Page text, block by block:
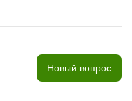
Новый вопрос